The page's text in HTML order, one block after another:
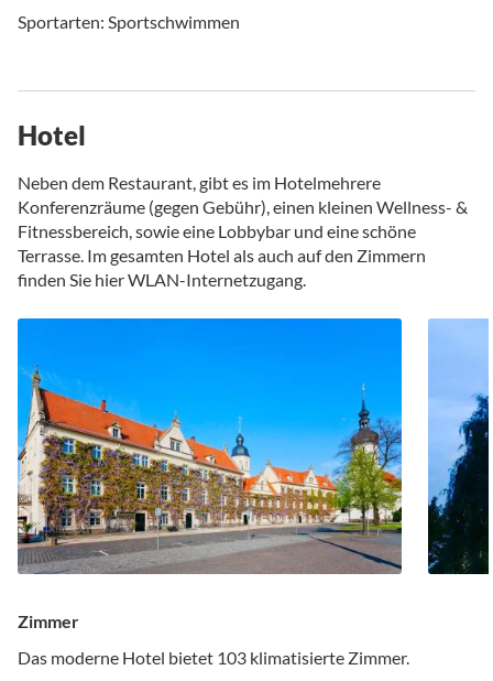
Sportarten: Sportschwimmen
Hotel
Neben dem Restaurant, gibt es im Hotelmehrere
Konferenzräume (gegen Gebühr), einen kleinen Wellness- &
Fitnessbereich, sowie eine Lobbybar und eine schöne
Terrasse. Im gesamten Hotel als auch auf den Zimmern
finden Sie hier WLAN-Internetzugang.
Zimmer
Das moderne Hotel bietet 103 klimatisierte Zimmer.